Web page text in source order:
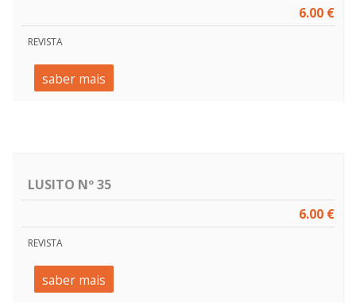
6.00 €
REVISTA
saber mais
LUSITO Nº 35
6.00 €
REVISTA
saber mais